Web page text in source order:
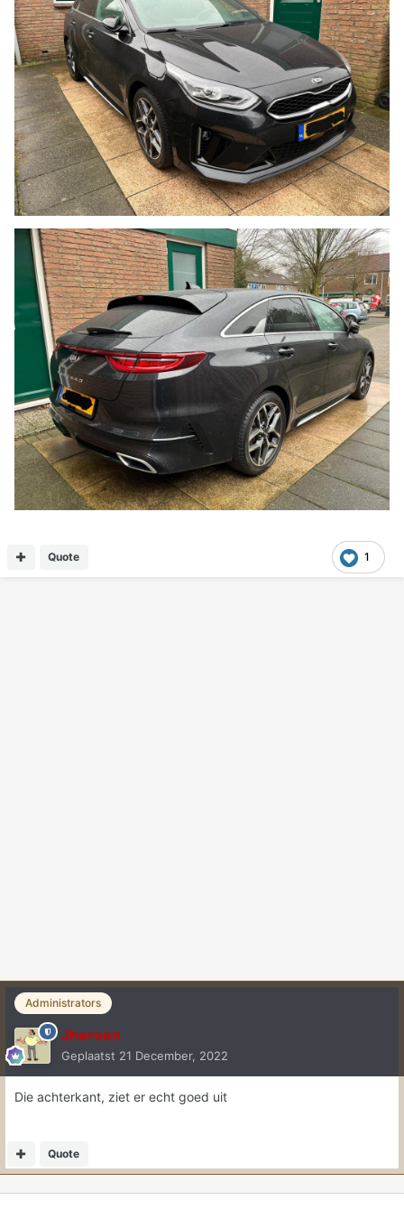
1
Quote
Administrators
Jheroen
Geplaatst 21 December, 2022
Die achterkant, ziet er echt goed uit
Quote